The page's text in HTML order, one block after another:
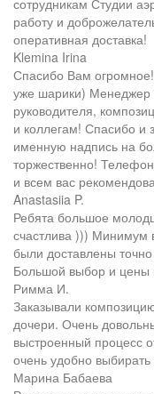
сотрудникам Студии
работу и
оперативная доставка!
Klemina Irina
Спасибо Вам
уже шарики) Менеджер
руководителя,
и коллегам! Спасибо и
именную надпись на
торжественно!
и всем вас
Anastasiia P.
Ребята большое
счастлива ))) Минимум
были доставлены
Большой выбор и цены
Римма И.
Заказывали
дочери. Очень
выстроенный процесс
очень удобно
Марина Бабаева